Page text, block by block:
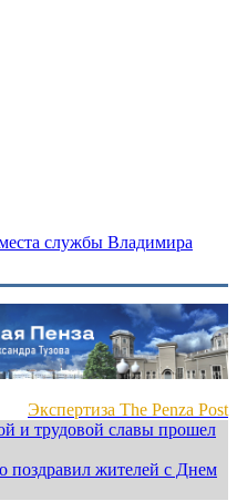
службы Владимира
Экспертиза The Penza Post
и трудовой славы прошел
поздравил жителей с Днем